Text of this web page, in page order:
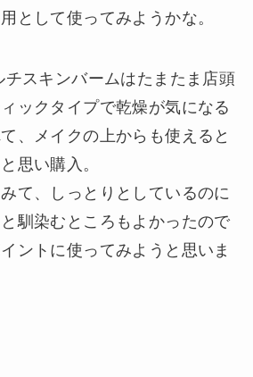
として使ってみようかな。
チスキンバームはたまたま店頭
ックタイプで乾燥が気になる
、メイクの上からも使えると
思い購入。
て、しっとりとしているのに
馴染むところもよかったので
ントに使ってみようと思いま